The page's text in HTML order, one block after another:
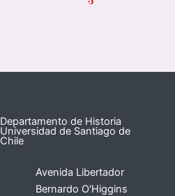
Departamento de Historia
Universidad de Santiago de
Chile
Avenida Libertador
Bernardo O'Higgins